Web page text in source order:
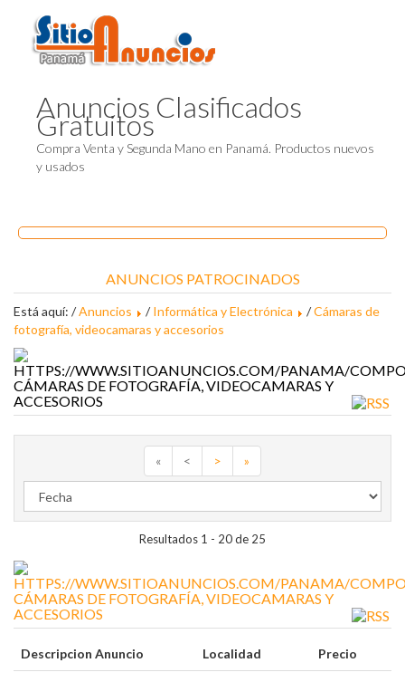
Anuncios Clasificados
Gratuitos
Compra Venta y Segunda Mano en Panamá. Productos nuevos
y usados
ANUNCIOS PATROCINADOS
Está aquí: /Anuncios /Informática y Electrónica /Cámaras de
fotografía, videocamaras y accesorios
CÁMARAS DE FOTOGRAFÍA, VIDEOCAMARAS Y
ACCESORIOS
« < > »
Resultados 1 - 20 de 25
CÁMARAS DE FOTOGRAFÍA, VIDEOCAMARAS Y
ACCESORIOS
Descripcion Anuncio Localidad Precio